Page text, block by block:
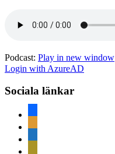
Podcast: Play in new window
Login with AzureAD
Sociala länkar